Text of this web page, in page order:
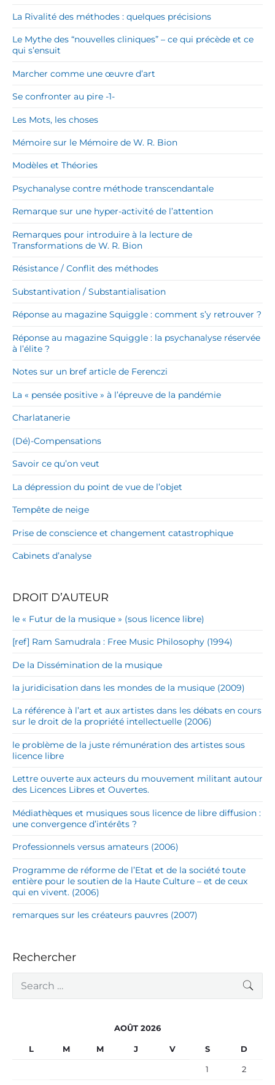
La Rivalité des méthodes : quelques précisions
Le Mythe des “nouvelles cliniques” – ce qui précède et ce
qui s’ensuit
Marcher comme une œuvre d’art
Se confronter au pire -1-
Les Mots, les choses
Mémoire sur le Mémoire de W. R. Bion
Modèles et Théories
Psychanalyse contre méthode transcendantale
Remarque sur une hyper-activité de l’attention
Remarques pour introduire à la lecture de
Transformations de W. R. Bion
Résistance / Conflit des méthodes
Substantivation / Substantialisation
Réponse au magazine Squiggle : comment s’y retrouver ?
Réponse au magazine Squiggle : la psychanalyse réservée
à l’élite ?
Notes sur un bref article de Ferenczi
La « pensée positive » à l’épreuve de la pandémie
Charlatanerie
(Dé)-Compensations
Savoir ce qu’on veut
La dépression du point de vue de l’objet
Tempête de neige
Prise de conscience et changement catastrophique
Cabinets d’analyse
DROIT D’AUTEUR
le « Futur de la musique » (sous licence libre)
[ref] Ram Samudrala : Free Music Philosophy (1994)
De la Dissémination de la musique
la juridicisation dans les mondes de la musique (2009)
La référence à l’art et aux artistes dans les débats en cours
sur le droit de la propriété intellectuelle (2006)
le problème de la juste rémunération des artistes sous
licence libre
Lettre ouverte aux acteurs du mouvement militant autour
des Licences Libres et Ouvertes.
Médiathèques et musiques sous licence de libre diffusion :
une convergence d’intérêts ?
Professionnels versus amateurs (2006)
Programme de réforme de l’Etat et de la société toute
entière pour le soutien de la Haute Culture – et de ceux
qui en vivent. (2006)
remarques sur les créateurs pauvres (2007)
Rechercher
a
AOÛT 2026
L M M J V S D
1 2